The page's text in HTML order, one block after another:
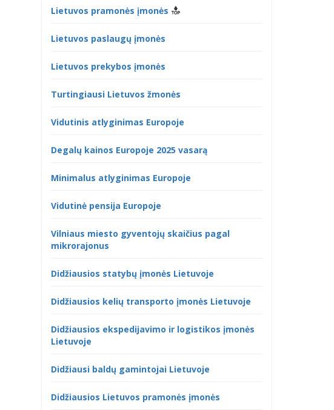
Lietuvos pramonės įmonės
Lietuvos paslaugų įmonės
Lietuvos prekybos įmonės
Turtingiausi Lietuvos žmonės
Vidutinis atlyginimas Europoje
Degalų kainos Europoje 2025 vasarą
Minimalus atlyginimas Europoje
Vidutinė pensija Europoje
Vilniaus miesto gyventojų skaičius pagal
mikrorajonus
Didžiausios statybų įmonės Lietuvoje
Didžiausios kelių transporto įmonės Lietuvoje
Didžiausios ekspedijavimo ir logistikos įmonės
Lietuvoje
Didžiausi baldų gamintojai Lietuvoje
Didžiausios Lietuvos pramonės įmonės